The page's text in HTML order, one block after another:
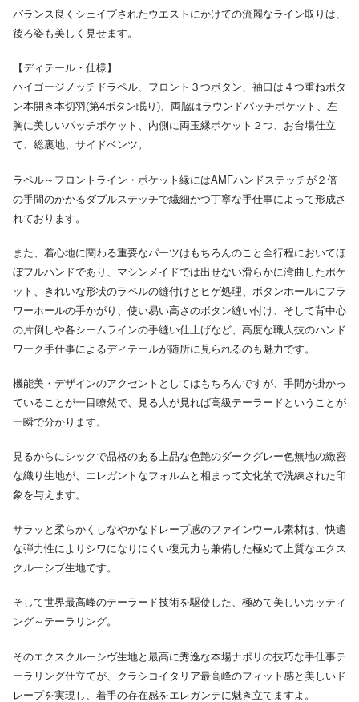
バランス良くシェイプされたウエストにかけての流麗なライン取りは、
後ろ姿も美しく見せます。
【ディテール・仕様】
ハイゴージノッチドラペル、フロント３つボタン、袖口は４つ重ねボタ
ン本開き本切羽(第4ボタン眠り)、両脇はラウンドパッチポケット、左
胸に美しいパッチポケット、内側に両玉縁ポケット２つ、お台場仕立
て、総裏地、サイドベンツ。
ラペル～フロントライン・ポケット縁にはAMFハンドステッチが２倍
の手間のかかるダブルステッチで繊細かつ丁寧な手仕事によって形成さ
れております。
また、着心地に関わる重要なパーツはもちろんのこと全行程においてほ
ぼフルハンドであり、マシンメイドでは出せない滑らかに湾曲したポケ
ット、きれいな形状のラペルの縫付けとヒゲ処理、ボタンホールにフラ
ワーホールの手かがり、使い易い高さのボタン縫い付け、そして背中心
の片倒しや各シームラインの手縫い仕上げなど、高度な職人技のハンド
ワーク手仕事によるディテールが随所に見られるのも魅力です。
機能美・デザインのアクセントとしてはもちろんですが、手間が掛かっ
ていることが一目瞭然で、見る人が見れば高級テーラードということが
一瞬で分かります。
見るからにシックで品格のある上品な色艶のダークグレー色無地の緻密
な織り生地が、エレガントなフォルムと相まって文化的で洗練された印
象を与えます。
サラッと柔らかくしなやかなドレープ感のファインウール素材は、快適
な弾力性によりシワになりにくい復元力も兼備した極めて上質なエクス
クルーシブ生地です。
そして世界最高峰のテーラード技術を駆使した、極めて美しいカッティ
ング～テーラリング。
そのエクスクルーシヴ生地と最高に秀逸な本場ナポリの技巧な手仕事テ
ーラリング仕立てが、クラシコイタリア最高峰のフィット感と美しいド
レープを実現し、着手の存在感をエレガンテに魅き立てますよ。